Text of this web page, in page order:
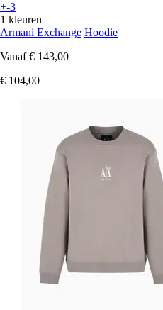
+-3
1 kleuren
Armani Exchange Hoodie
Vanaf € 143,00
€ 104,00